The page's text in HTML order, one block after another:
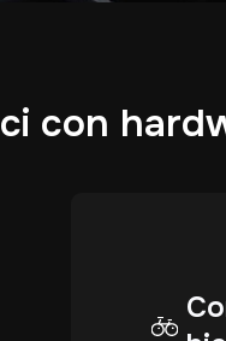
con